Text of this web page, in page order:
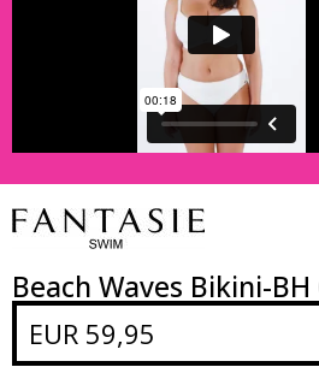
Beach Waves Bikini-BH
EUR 59,95